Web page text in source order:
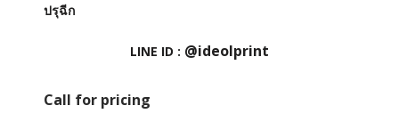
ปรุฉีก
LINE ID : @ideolprint
Call for pricing